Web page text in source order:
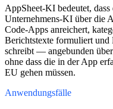
AppSheet-KI bedeutet,
Unternehmens-KI über die
Code-Apps anreichert,
Berichtstexte formuliert und
schreibt — angebunden
ohne dass die in der App
EU gehen müssen.
Anwendungsfälle